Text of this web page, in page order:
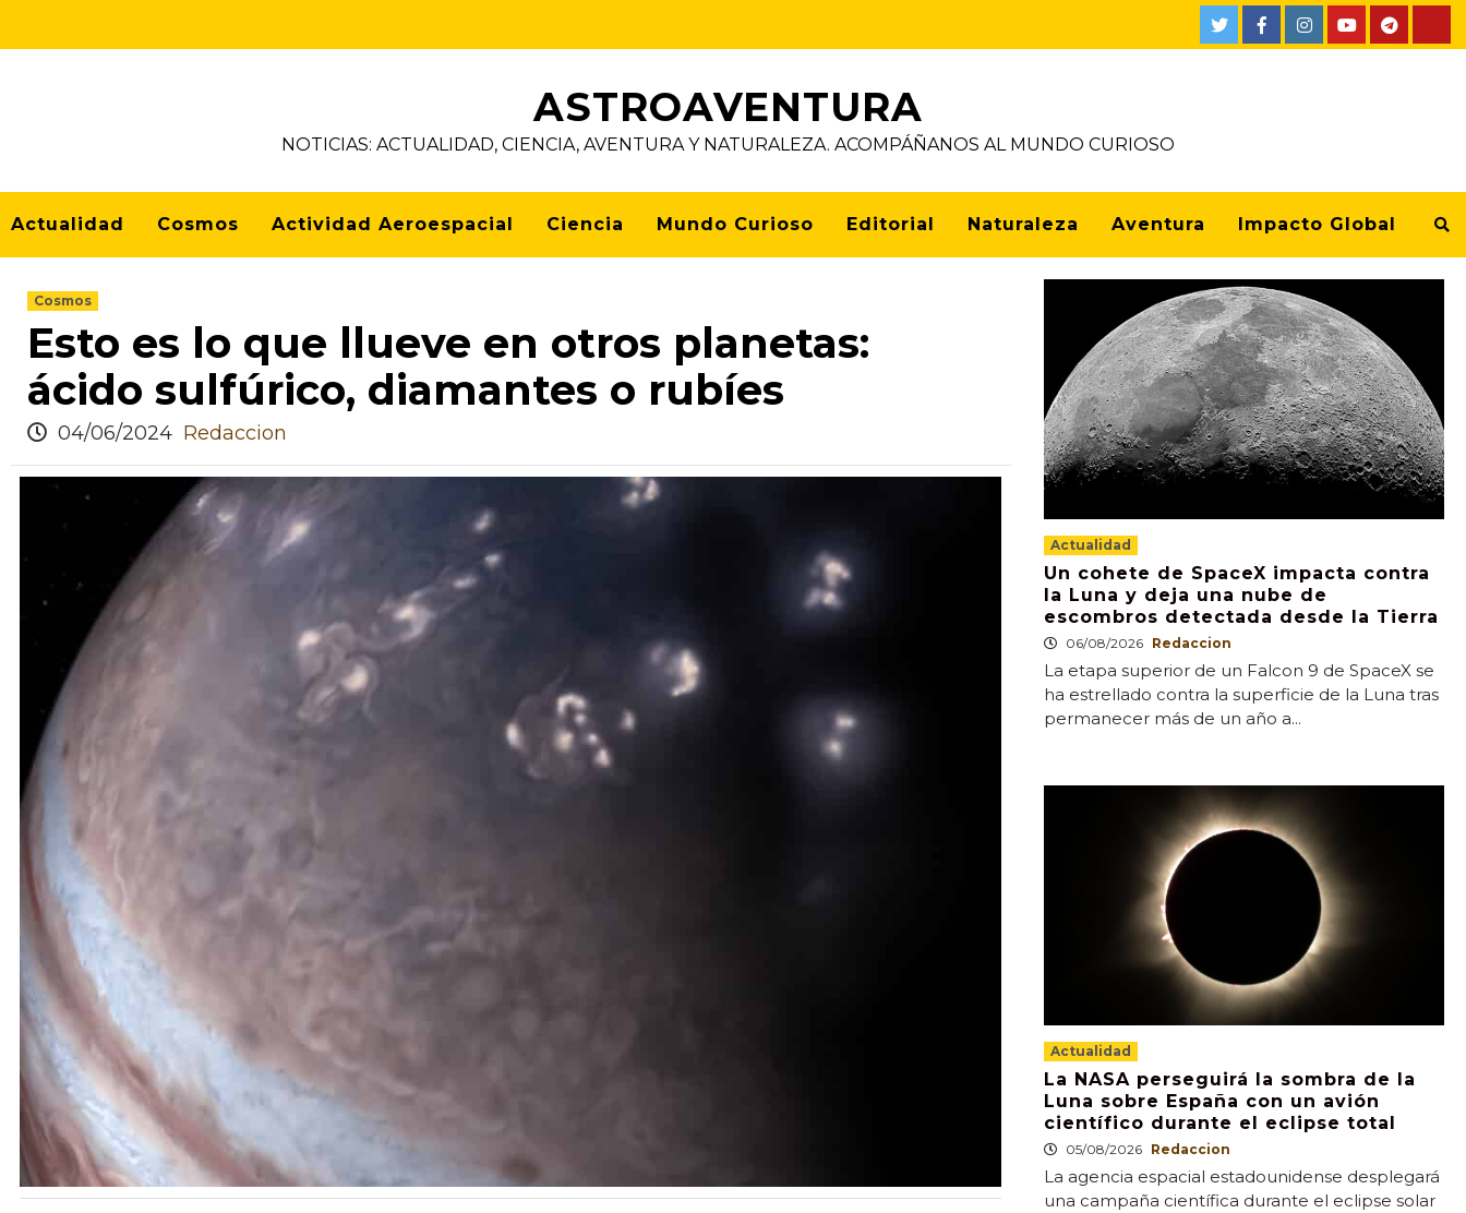
ASTROAVENTURA
NOTICIAS: ACTUALIDAD, CIENCIA, AVENTURA Y NATURALEZA. ACOMPÁÑANOS AL MUNDO CURIOSO
Actualidad Cosmos Actividad Aeroespacial Ciencia Mundo Curioso Editorial Naturaleza Aventura Impacto Global
Cosmos
Esto es lo que llueve en otros planetas:
ácido sulfúrico, diamantes o rubíes
04/06/2024 Redaccion
Actualidad
Un cohete de SpaceX impacta contra
la Luna y deja una nube de
escombros detectada desde la Tierra
06/08/2026 Redaccion
La etapa superior de un Falcon 9 de SpaceX se
ha estrellado contra la superficie de la Luna tras
permanecer más de un año a...
Actualidad
La NASA perseguirá la sombra de la
Luna sobre España con un avión
científico durante el eclipse total
05/08/2026 Redaccion
La agencia espacial estadounidense desplegará
una campaña científica durante el eclipse solar